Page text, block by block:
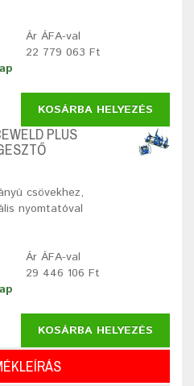
Ár ÁFA-val
22 779 063 Ft
KOSÁRBA HELYEZÉS
PLUS
csövekhez,
nyomtatóval
Ár ÁFA-val
29 446 106 Ft
KOSÁRBA HELYEZÉS